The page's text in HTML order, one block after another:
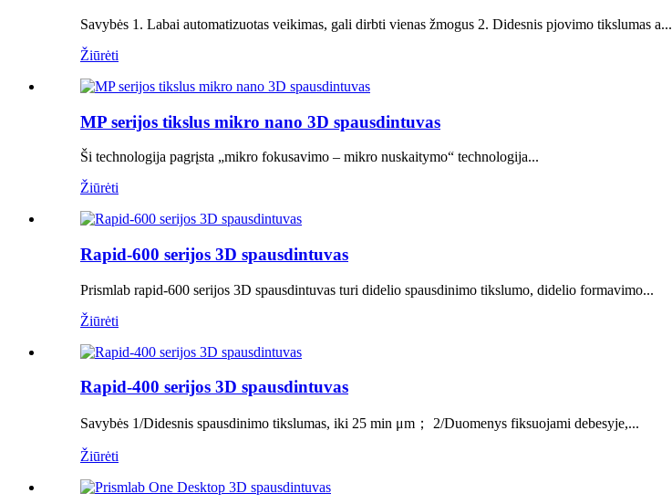
Savybės 1. Labai automatizuotas veikimas, gali dirbti vienas žmogus 2. Didesnis pjovimo tikslumas a...
Žiūrėti
MP serijos tikslus mikro nano 3D spausdintuvas
Ši technologija pagrįsta „mikro fokusavimo – mikro nuskaitymo“ technologija...
Žiūrėti
Rapid-600 serijos 3D spausdintuvas
Prismlab rapid-600 serijos 3D spausdintuvas turi didelio spausdinimo tikslumo, didelio formavimo...
Žiūrėti
Rapid-400 serijos 3D spausdintuvas
Savybės 1/Didesnis spausdinimo tikslumas, iki 25 min μm； 2/Duomenys fiksuojami debesyje,...
Žiūrėti